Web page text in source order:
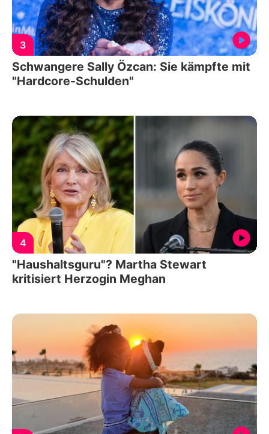
3
Schwangere Sally Özcan: Sie kämpfte mit
"Hardcore-Schulden"
4
"Haushaltsguru"? Martha Stewart
kritisiert Herzogin Meghan